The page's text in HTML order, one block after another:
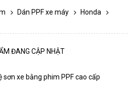
Dán PPF xe máy
Honda
ĐANG CẬP NHẬT
sơn xe bằng phim PPF cao cấp